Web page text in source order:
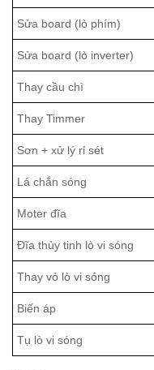
Sửa board (lò phím)
Sửa board (lò inverter)
Thay cầu chì
Thay Timmer
Sơn + xử lý rỉ sét
Lá chắn sóng
Moter đĩa
Đĩa thủy tinh lò vi sóng
Thay vỏ lò vi sóng
Biến áp
Tụ lò vi sóng